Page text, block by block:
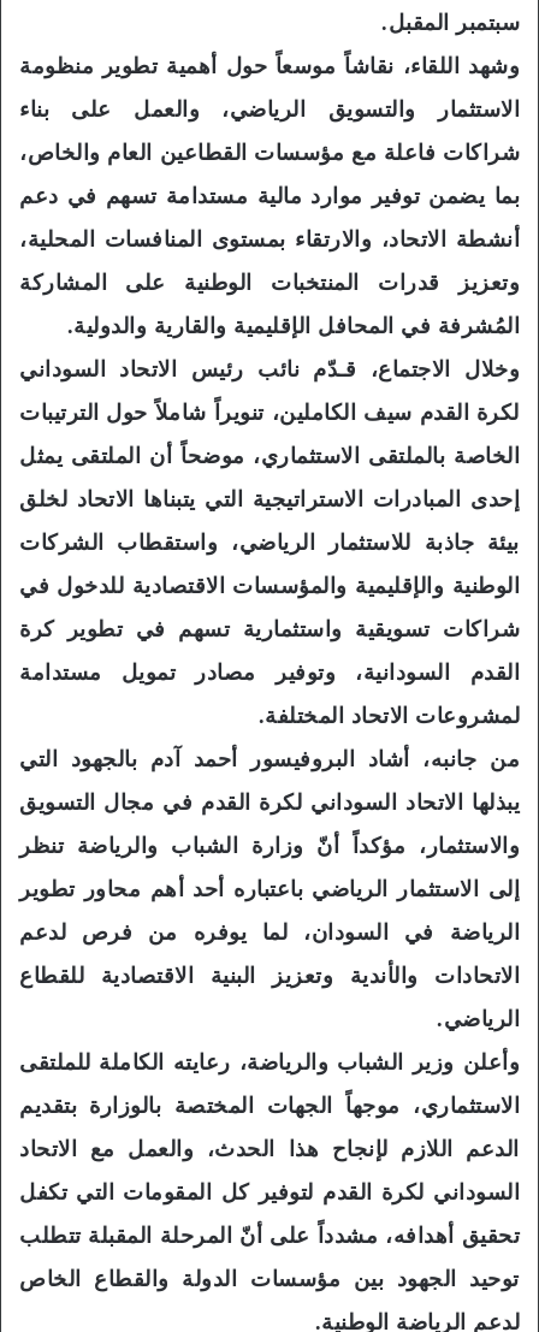
سبتمبر المقبل.
وشهد اللقاء، نقاشاً موسعاً حول أهمية تطوير منظومة
الاستثمار والتسويق الرياضي، والعمل على بناء
شراكات فاعلة مع مؤسسات القطاعين العام والخاص،
بما يضمن توفير موارد مالية مستدامة تسهم في دعم
أنشطة الاتحاد، والارتقاء بمستوى المنافسات المحلية،
وتعزيز قدرات المنتخبات الوطنية على المشاركة
المُشرفة في المحافل الإقليمية والقارية والدولية.
وخلال الاجتماع، قـدّم نائب رئيس الاتحاد السوداني
لكرة القدم سيف الكاملين، تنويراً شاملاً حول الترتيبات
الخاصة بالملتقى الاستثماري، موضحاً أن الملتقى يمثل
إحدى المبادرات الاستراتيجية التي يتبناها الاتحاد لخلق
بيئة جاذبة للاستثمار الرياضي، واستقطاب الشركات
الوطنية والإقليمية والمؤسسات الاقتصادية للدخول في
شراكات تسويقية واستثمارية تسهم في تطوير كرة
القدم السودانية، وتوفير مصادر تمويل مستدامة
لمشروعات الاتحاد المختلفة.
من جانبه، أشاد البروفيسور أحمد آدم بالجهود التي
يبذلها الاتحاد السوداني لكرة القدم في مجال التسويق
والاستثمار، مؤكداً أنّ وزارة الشباب والرياضة تنظر
إلى الاستثمار الرياضي باعتباره أحد أهم محاور تطوير
الرياضة في السودان، لما يوفره من فرص لدعم
الاتحادات والأندية وتعزيز البنية الاقتصادية للقطاع
الرياضي.
وأعلن وزير الشباب والرياضة، رعايته الكاملة للملتقى
الاستثماري، موجهاً الجهات المختصة بالوزارة بتقديم
الدعم اللازم لإنجاح هذا الحدث، والعمل مع الاتحاد
السوداني لكرة القدم لتوفير كل المقومات التي تكفل
تحقيق أهدافه، مشدداً على أنّ المرحلة المقبلة تتطلب
توحيد الجهود بين مؤسسات الدولة والقطاع الخاص
لدعم الرياضة الوطنية.